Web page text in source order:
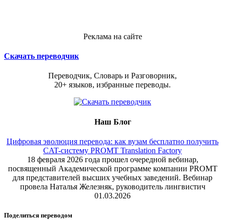
Реклама на сайте
Скачать переводчик
Переводчик, Словарь и Разговорник,
20+ языков, избранные переводы.
Наш Блог
Цифровая эволюция перевода: как вузам бесплатно получить
CAT-систему PROMT Translation Factory
18 февраля 2026 года прошел очередной вебинар,
посвященный Академической программе компании PROMT
для представителей высших учебных заведений. Вебинар
провела Наталья Железняк, руководитель лингвистич
01.03.2026
Поделиться переводом